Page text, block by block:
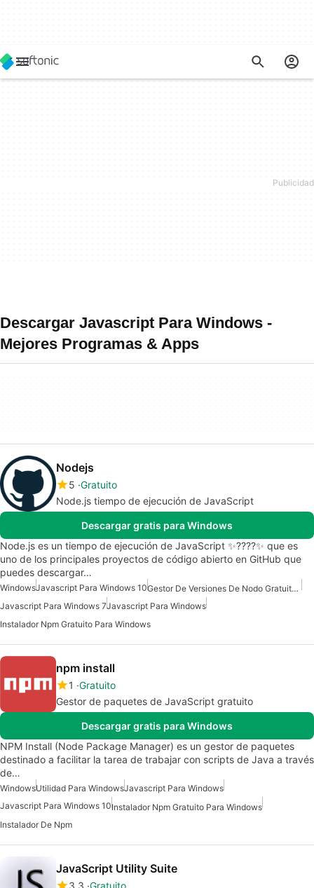
Descargar Javascript Para Windows -
Mejores Programas & Apps
Nodejs
5 Gratuito
Node.js tiempo de ejecución de JavaScript
Descargar gratis para Windows
Node.js es un tiempo de ejecución de JavaScript ✨????✨ que es
uno de los principales proyectos de código abierto en GitHub que
puedes descargar…
WindowsJavascript Para Windows 10
Gestor De Versiones De Nodo Gratuito Para Windows
Javascript Para Windows 7Javascript Para Windows
Instalador Npm Gratuito Para Windows
npm install
1 Gratuito
Gestor de paquetes de JavaScript gratuito
Descargar gratis para Windows
NPM Install (Node Package Manager) es un gestor de paquetes
destinado a facilitar la tarea de trabajar con scripts de Java a través
de…
WindowsUtilidad Para WindowsJavascript Para Windows
Javascript Para Windows 10Instalador Npm Gratuito Para Windows
Instalador De Npm
JavaScript Utility Suite
3.3 Gratuito